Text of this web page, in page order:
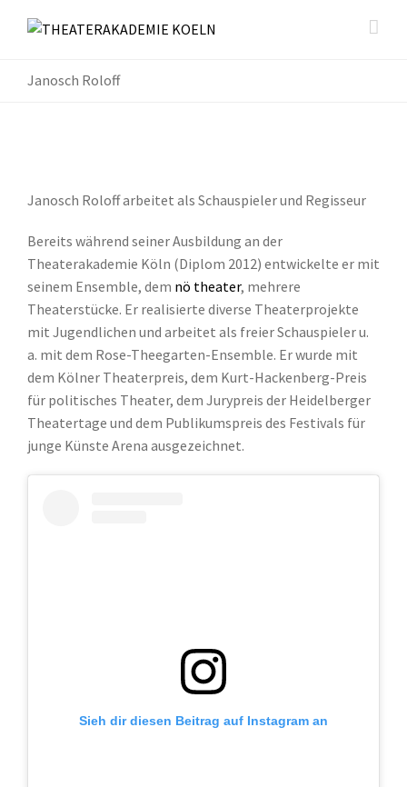
Janosch Roloff
Janosch Roloff arbeitet als Schauspieler und Regisseur
Bereits während seiner Ausbildung an der
Theaterakademie Köln (Diplom 2012) entwickelte er mit
seinem Ensemble, dem nö theater, mehrere
Theaterstücke. Er realisierte diverse Theaterprojekte
mit Jugendlichen und arbeitet als freier Schauspieler u.
a. mit dem Rose-Theegarten-Ensemble. Er wurde mit
dem Kölner Theaterpreis, dem Kurt-Hackenberg-Preis
für politisches Theater, dem Jurypreis der Heidelberger
Theatertage und dem Publikumspreis des Festivals für
junge Künste Arena ausgezeichnet.
Sieh dir diesen Beitrag auf Instagram an